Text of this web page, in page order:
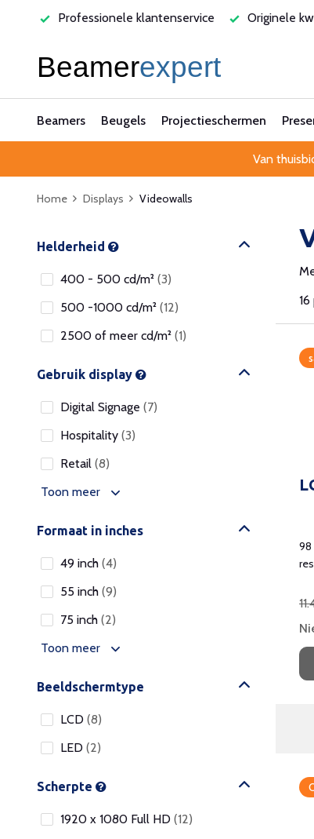
Originele kwaliteitsproducten Laagste
Beamers Beugels Projectieschermen
Van
Home Displays Videowalls
Helderheid
400 - 500 cd/m² (3)
500 -1000 cd/m² (12)
2500 of meer cd/m² (1)
Gebruik display
Digital Signage (7)
Hospitality (3)
Retail (8)
Toon meer
Formaat in inches
49 inch (4)
55 inch (9)
75 inch (2)
Toon meer
Beeldschermtype
LCD (8)
LED (2)
Scherpte
1920 x 1080 Full HD (12)
98